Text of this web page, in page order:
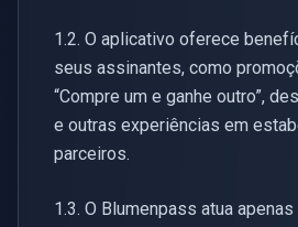
1.2. O aplicativo oferece
seus assinantes, como
“Compre um e ganhe outro”,
e outras experiências em
parceiros.
1.3. O Blumenpass atua